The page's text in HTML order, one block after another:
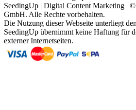
SeedingUp | Digital Content Marketing |
GmbH. Alle Rechte vorbehalten.
Die Nutzung dieser Webseite unterliegt
SeedingUp übernimmt keine Haftung für
externer Internetseiten.